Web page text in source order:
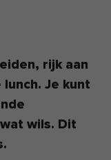
rijk aan
Je kunt
wils. Dit